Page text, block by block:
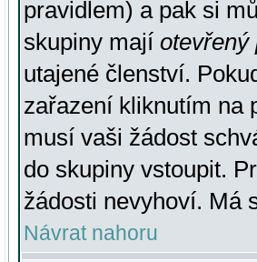
pravidlem) a pak si
skupiny mají otevřený
utajené členství.
zařazení kliknutím na
musí vaši žádost
do skupiny vstoupit.
žádosti nevyhoví. Má
Návrat nahoru